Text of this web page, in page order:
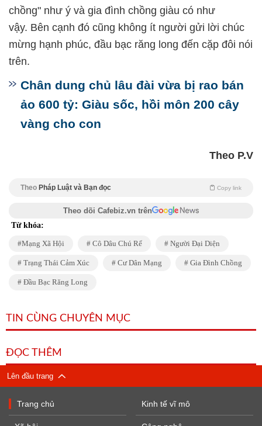
chồng" như ý và gia đình chồng giàu có như
vậy. Bên cạnh đó cũng không ít người gửi lời chúc
mừng hạnh phúc, đầu bạc răng long đến cặp đôi nói
trên.
Chân dung chủ lâu đài vừa bị rao bán
ảo 600 tỷ: Giàu sốc, hồi môn 200 cây
vàng cho con
Theo P.V
Theo Pháp Luật và Bạn đọc Copy link
Theo dõi Cafebiz.vn trên
Từ khóa:
Mạng Xã Hội Cô Dâu Chú Rể Người Đại Diện
Trạng Thái Cảm Xúc Cư Dân Mạng Gia Đình Chồng
Đầu Bạc Răng Long
TIN CÙNG CHUYÊN MỤC
ĐỌC THÊM
Lên đầu trang
Trang chủ Kinh tế vĩ mô